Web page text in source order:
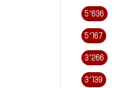
5٬636
5٬167
3٬266
3٬139